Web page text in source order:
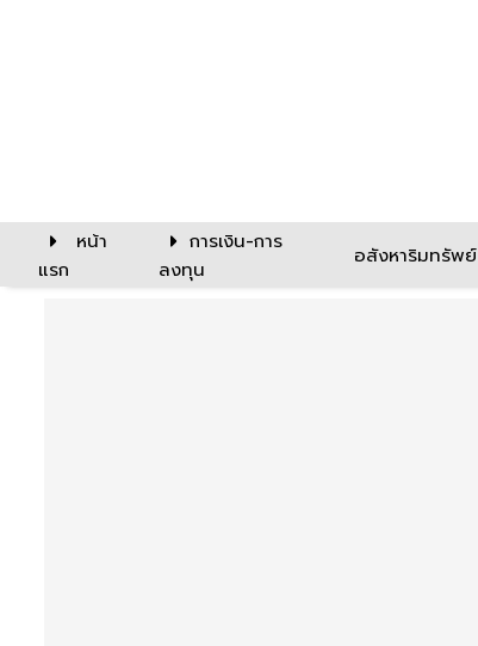
หน้า
แรก
การเงิน-การ
ลงทุน
อสังหาริมทรัพย์